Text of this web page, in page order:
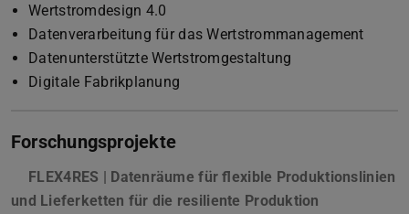
Wertstromdesign 4.0
Datenverarbeitung für das Wertstrommanagement
Datenunterstützte Wertstromgestaltung
Digitale Fabrikplanung
Forschungsprojekte
FLEX4RES | Datenräume für flexible Produktionslinien
und Lieferketten für die resiliente Produktion